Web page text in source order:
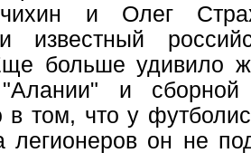
и Олег
известный
больше удивило
"Алании" и
том, что у
легионеров он не